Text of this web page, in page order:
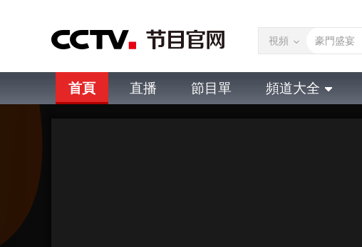
視頻
首頁 直播 節目單 頻道大全